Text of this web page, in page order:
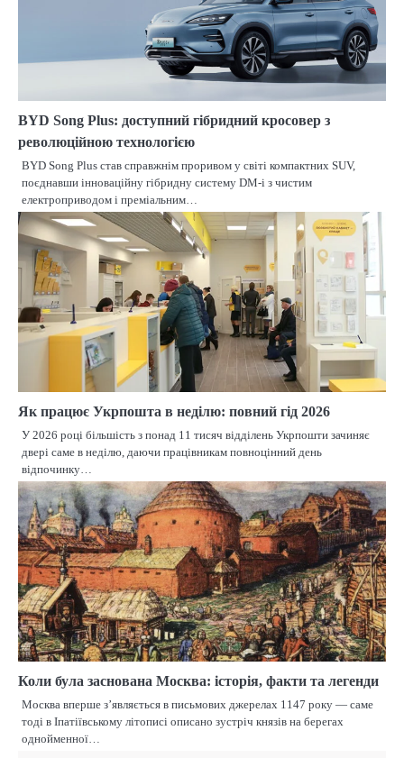
BYD Song Plus: доступний гібридний кросовер з
революційною технологією
BYD Song Plus став справжнім проривом у світі компактних SUV,
поєднавши інноваційну гібридну систему DM-i з чистим
електроприводом і преміальним…
Як працює Укрпошта в неділю: повний гід 2026
У 2026 році більшість з понад 11 тисяч відділень Укрпошти зачиняє
двері саме в неділю, даючи працівникам повноцінний день
відпочинку…
Коли була заснована Москва: історія, факти та легенди
Москва вперше з’являється в письмових джерелах 1147 року — саме
тоді в Іпатіївському літописі описано зустріч князів на берегах
однойменної…